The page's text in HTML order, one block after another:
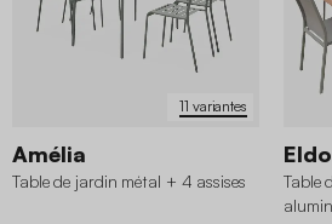
11 variantes
Amélia
Table de jardin métal + 4 assises
Table